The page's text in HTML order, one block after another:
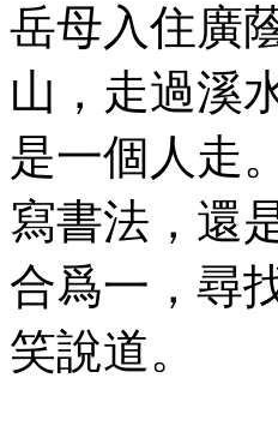
岳母入住廣
山，走過溪
是一個人走
寫書法，還
合爲一，尋
笑說道。